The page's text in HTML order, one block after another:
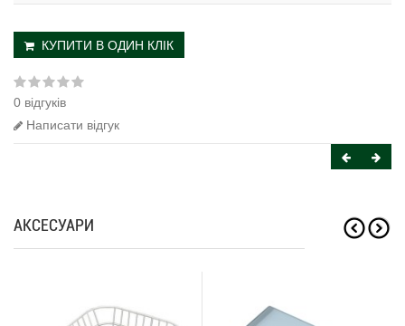
КУПИТИ В ОДИН КЛІК
0 відгуків
Написати відгук
АКСЕСУАРИ